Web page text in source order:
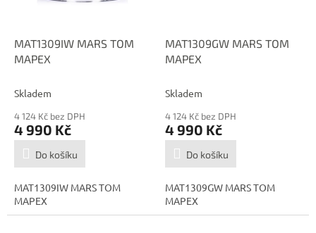
MAT1309IW MARS TOM
MAPEX
Skladem
4 124 Kč bez DPH
4 990 Kč
Do košíku
MAT1309IW MARS TOM
MAPEX
MAT1309GW MARS TOM
MAPEX
Skladem
4 124 Kč bez DPH
4 990 Kč
Do košíku
MAT1309GW MARS TOM
MAPEX